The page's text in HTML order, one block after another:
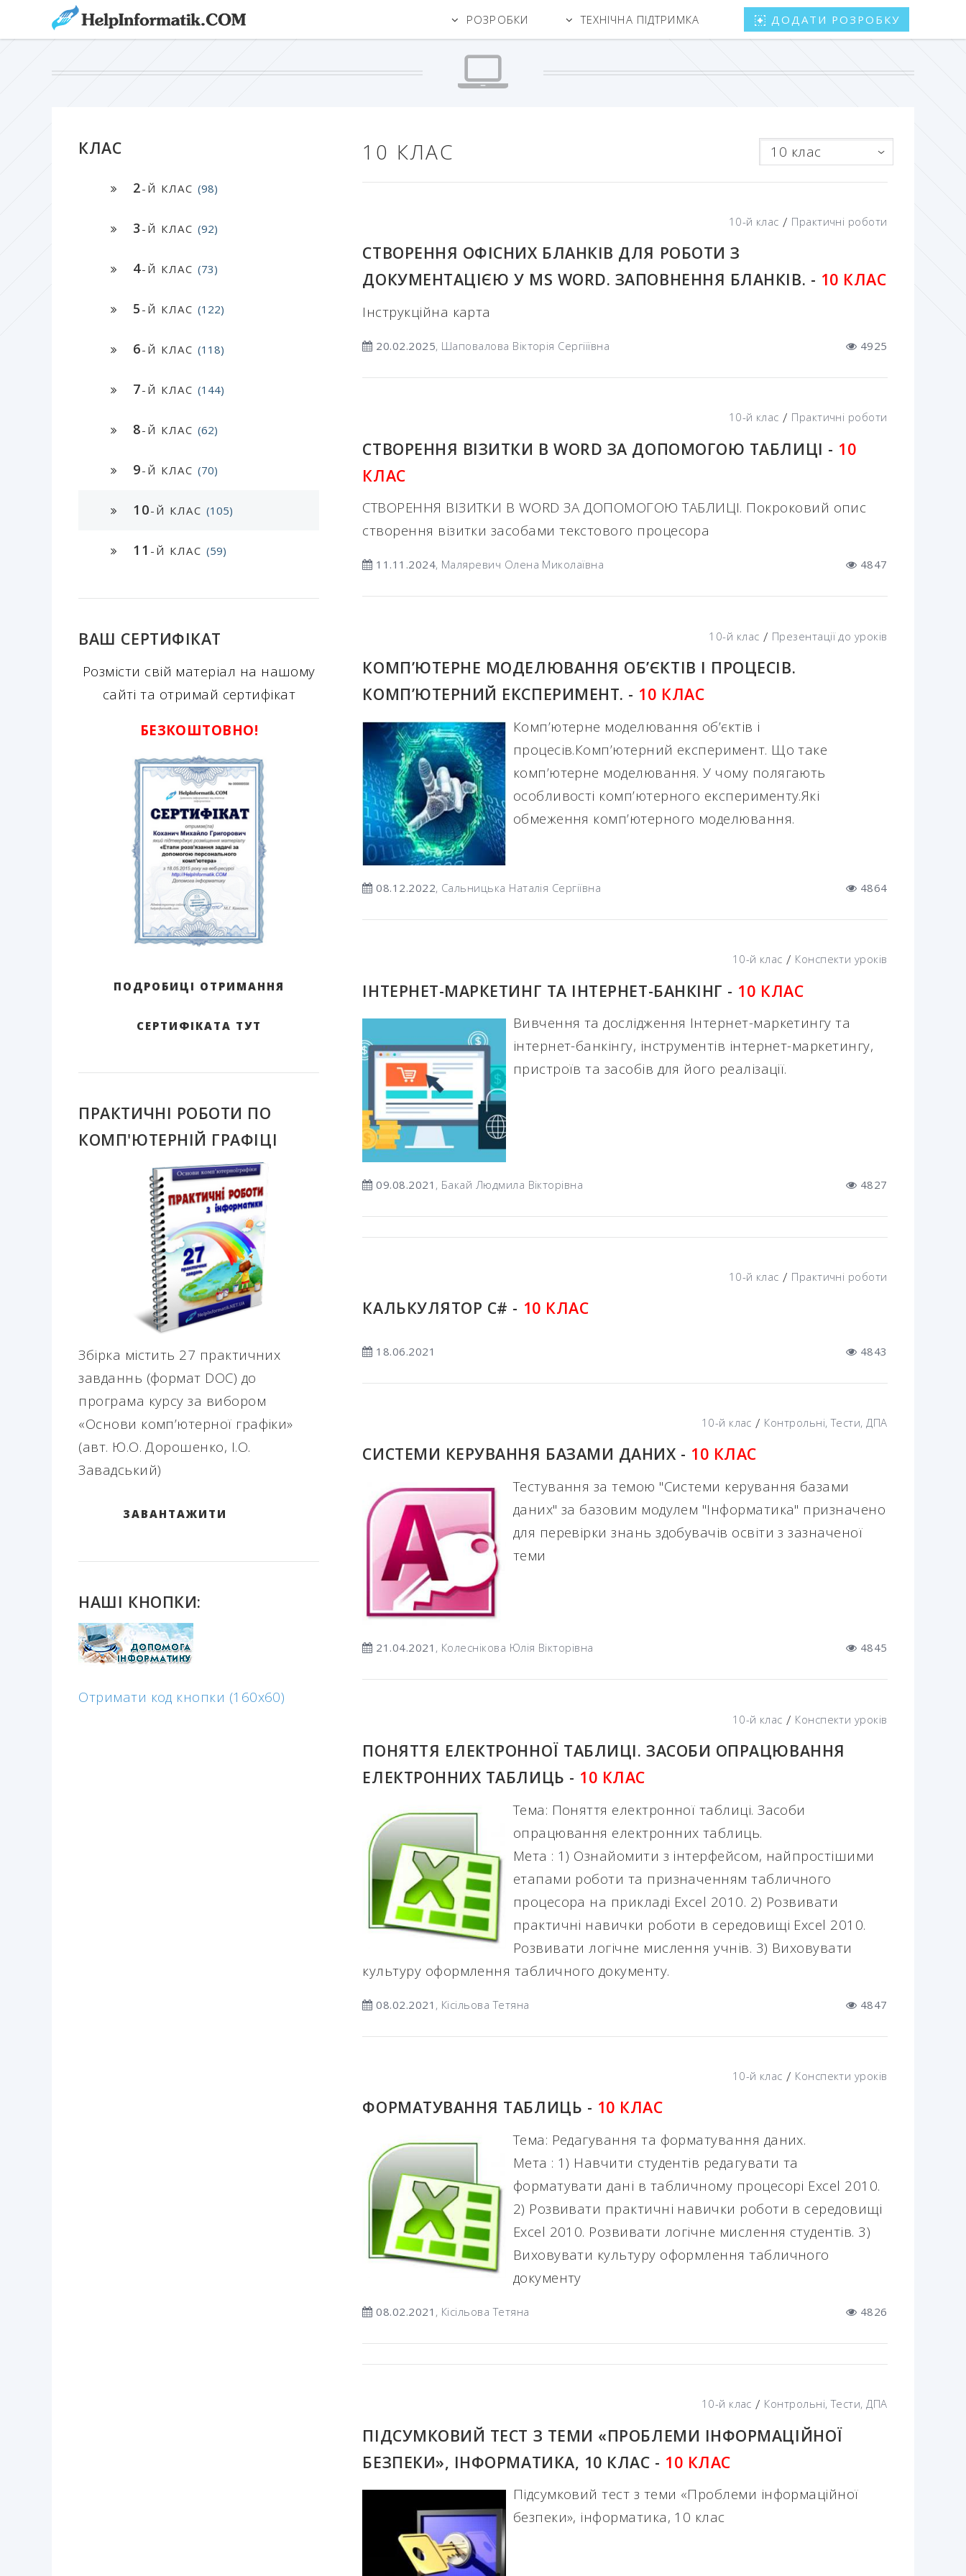
РОЗРОБКИ ТЕХНІЧНА ПІДТРИМКА ДОДАТИ РОЗРОБКУ
КЛАС
2-Й КЛАС (98)
3 -Й КЛАС (92)
4-Й КЛАС (73)
5 -Й КЛАС (122)
6-Й КЛАС (118)
7-Й КЛАС (144)
8-Й КЛАС (62)
9-Й КЛАС (70)
10-Й КЛАС (105)
11 -Й КЛАС (59)
ВАШ СЕРТИФІКАТ
Розмісти свій матеріал на нашому
сайті та отримай сертифікат
БЕЗКОШТОВНО!
ПОДРОБИЦІ ОТРИМАННЯ
СЕРТИФІКАТА ТУТ
ПРАКТИЧНІ РОБОТИ ПО
КОМП'ЮТЕРНІЙ ГРАФІЦІ
Збірка містить 27 практичних
завданнь (формат DOC) до
програма курсу за вибором
«Основи комп’ютерної графіки»
(авт. Ю.О. Дорошенко, І.О.
Завадський)
ЗАВАНТАЖИТИ
НАШІ КНОПКИ:
Отримати код кнопки (160x60)
10 КЛАС 10 клас
10-й клас / Практичні роботи
СТВОРЕННЯ ОФІСНИХ БЛАНКІВ ДЛЯ РОБОТИ З
ДОКУМЕНТАЦІЄЮ У MS WORD. ЗАПОВНЕННЯ БЛАНКІВ. - 10 КЛАС
Інструкційна карта
20.02.2025, Шаповалова Вікторія Сергіїївна 4925
10-й клас / Практичні роботи
СТВОРЕННЯ ВІЗИТКИ В WORD ЗА ДОПОМОГОЮ ТАБЛИЦІ - 10
КЛАС
СТВОРЕННЯ ВІЗИТКИ В WORD ЗА ДОПОМОГОЮ ТАБЛИЦІ. Покроковий опис
створення візитки засобами текстового процесора
11.11.2024, Маляревич Олена Миколаївна 4847
10-й клас / Презентації до уроків
КОМП’ЮТЕРНЕ МОДЕЛЮВАННЯ ОБ’ЄКТІВ І ПРОЦЕСІВ.
КОМП’ЮТЕРНИЙ ЕКСПЕРИМЕНТ. - 10 КЛАС
Комп’ютерне моделювання об’єктів і
процесів.Комп’ютерний експеримент. Що таке
комп’ютерне моделювання. У чому полягають
особливості комп’ютерного експерименту.Які
обмеження комп’ютерного моделювання.
08.12.2022, Сальницька Наталія Сергіївна 4864
10-й клас / Конспекти уроків
ІНТЕРНЕТ-МАРКЕТИНГ ТА ІНТЕРНЕТ-БАНКІНГ - 10 КЛАС
Вивчення та дослідження Інтернет-маркетингу та
інтернет-банкінгу, інструментів інтернет-маркетингу,
пристроїв та засобів для його реалізації.
09.08.2021 , Бакай Людмила Вікторівна 4827
10-й клас / Практичні роботи
КАЛЬКУЛЯТОР С# - 10 КЛАС
18.06.2021 4843
10-й клас / Контрольні, Тести, ДПА
СИСТЕМИ КЕРУВАННЯ БАЗАМИ ДАНИХ - 10 КЛАС
Тестування за темою "Системи керування базами
даних" за базовим модулем "Інформатика" призначено
для перевірки знань здобувачів освіти з зазначеної
теми
21.04.2021 , Колеснікова Юлія Вікторівна 4845
10-й клас / Конспекти уроків
ПОНЯТТЯ ЕЛЕКТРОННОЇ ТАБЛИЦІ. ЗАСОБИ ОПРАЦЮВАННЯ
ЕЛЕКТРОННИХ ТАБЛИЦЬ - 10 КЛАС
Тема: Поняття електронної таблиці. Засоби
опрацювання електронних таблиць.
Мета : 1) Ознайомити з інтерфейсом, найпростішими
етапами роботи та призначенням табличного
процесора на прикладі Excel 2010. 2) Розвивати
практичні навички роботи в середовищі Excel 2010.
Розвивати логічне мислення учнів. 3) Виховувати
культуру оформлення табличного документу.
08.02.2021 , Кісільова Тетяна 4847
10-й клас / Конспекти уроків
ФОРМАТУВАННЯ ТАБЛИЦЬ - 10 КЛАС
Тема: Редагування та форматування даних.
Мета : 1) Навчити студентів редагувати та
форматувати дані в табличному процесорі Excel 2010.
2) Розвивати практичні навички роботи в середовищі
Excel 2010. Розвивати логічне мислення студентів. 3)
Виховувати культуру оформлення табличного
документу
08.02.2021 , Кісільова Тетяна 4826
10-й клас / Контрольні, Тести, ДПА
ПІДСУМКОВИЙ ТЕСТ З ТЕМИ «ПРОБЛЕМИ ІНФОРМАЦІЙНОЇ
БЕЗПЕКИ», ІНФОРМАТИКА, 10 КЛАС - 10 КЛАС
Підсумковий тест з теми «Проблеми інформаційної
безпеки», інформатика, 10 клас